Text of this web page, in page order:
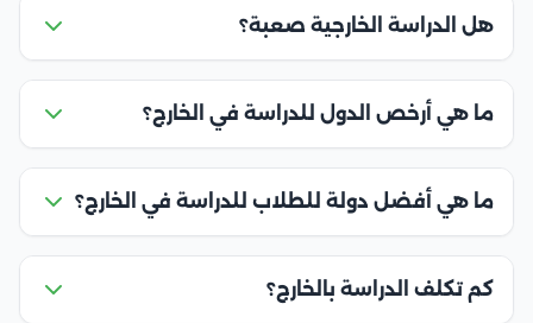
هل الدراسة الخارجية صعبة؟
ما هي أرخص الدول للدراسة في الخارج؟
ما هي أفضل دولة للطلاب للدراسة في الخارج؟
كم تكلف الدراسة بالخارج؟